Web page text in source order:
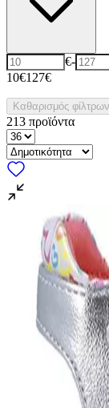
€-
10€127€
Καθαρισμός φίλτρων
213 προϊόντα